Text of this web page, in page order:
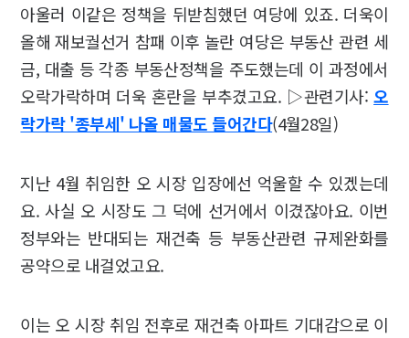
아울러 이같은 정책을 뒤받침했던 여당에 있죠. 더욱이
올해 재보궐선거 참패 이후 놀란 여당은 부동산 관련 세
금, 대출 등 각종 부동산정책을 주도했는데 이 과정에서
오락가락하며 더욱 혼란을 부추겼고요. ▷관련기사:오
락가락 '종부세' 나올 매물도 들어간다(4월28일)
지난 4월 취임한 오 시장 입장에선 억울할 수 있겠는데
요. 사실 오 시장도 그 덕에 선거에서 이겼잖아요. 이번
정부와는 반대되는 재건축 등 부동산관련 규제완화를
공약으로 내걸었고요.
이는 오 시장 취임 전후로 재건축 아파트 기대감으로 이